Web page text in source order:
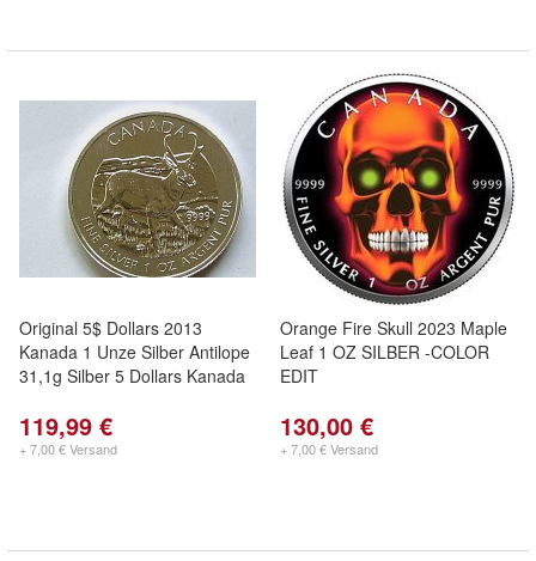
Original 5$ Dollars 2013
Kanada 1 Unze Silber Antilope
31,1g Silber 5 Dollars Kanada
119,99 €
+ 7,00 € Versand
Orange Fire Skull 2023 Maple
Leaf 1 OZ SILBER -COLOR
EDIT
130,00 €
+ 7,00 € Versand